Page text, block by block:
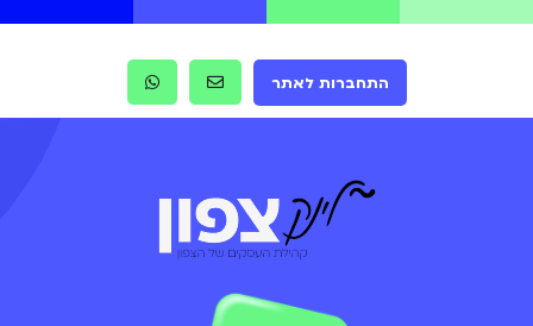
התחברות לאתר